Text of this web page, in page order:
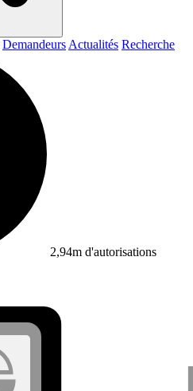
Demandeurs Actualités Recherche
2,94m d'autorisations